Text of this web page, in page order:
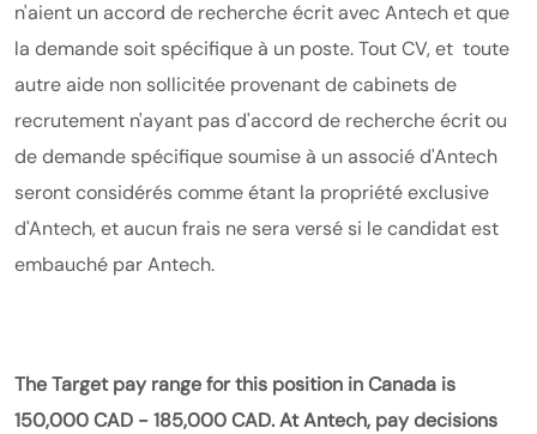
n'aient un accord de recherche écrit avec Antech et que
la demande soit spécifique à un poste. Tout CV, et toute
autre aide non sollicitée provenant de cabinets de
recrutement n'ayant pas d'accord de recherche écrit ou
de demande spécifique soumise à un associé d'Antech
seront considérés comme étant la propriété exclusive
d'Antech, et aucun frais ne sera versé si le candidat est
embauché par Antech.
The Target pay range for this position in Canada is
150,000 CAD - 185,000 CAD. At Antech, pay decisions